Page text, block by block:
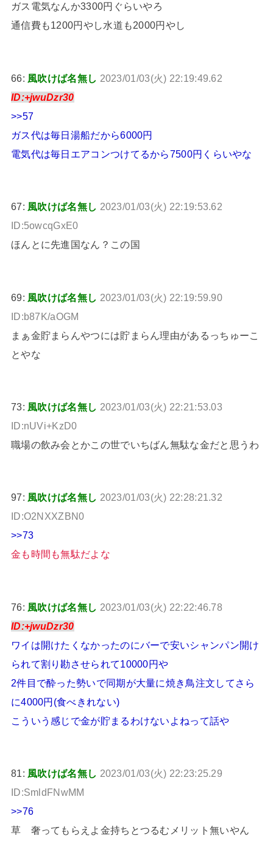
ガス電気なんか3300円ぐらいやろ
通信費も1200円やし水道も2000円やし
66: 風吹けば名無し 2023/01/03(火) 22:19:49.62
ID:+jwuDzr30
>>57
ガス代は毎日湯船だから6000円
電気代は毎日エアコンつけてるから7500円くらいやな
67: 風吹けば名無し 2023/01/03(火) 22:19:53.62
ID:5owcqGxE0
ほんとに先進国なん？この国
69: 風吹けば名無し 2023/01/03(火) 22:19:59.90
ID:b87K/aOGM
まぁ金貯まらんやつには貯まらん理由があるっちゅーこ
とやな
73: 風吹けば名無し 2023/01/03(火) 22:21:53.03
ID:nUVi+KzD0
職場の飲み会とかこの世でいちばん無駄な金だと思うわ
97: 風吹けば名無し 2023/01/03(火) 22:28:21.32
ID:O2NXXZBN0
>>73
金も時間も無駄だよな
76: 風吹けば名無し 2023/01/03(火) 22:22:46.78
ID:+jwuDzr30
ワイは開けたくなかったのにバーで安いシャンパン開け
られて割り勘させられて10000円や
2件目で酔った勢いで同期が大量に焼き鳥注文してさら
に4000円(食べきれない)
こういう感じで金が貯まるわけないよねって話や
81: 風吹けば名無し 2023/01/03(火) 22:23:25.29
ID:SmldFNwMM
>>76
草 奢ってもらえよ金持ちとつるむメリット無いやん